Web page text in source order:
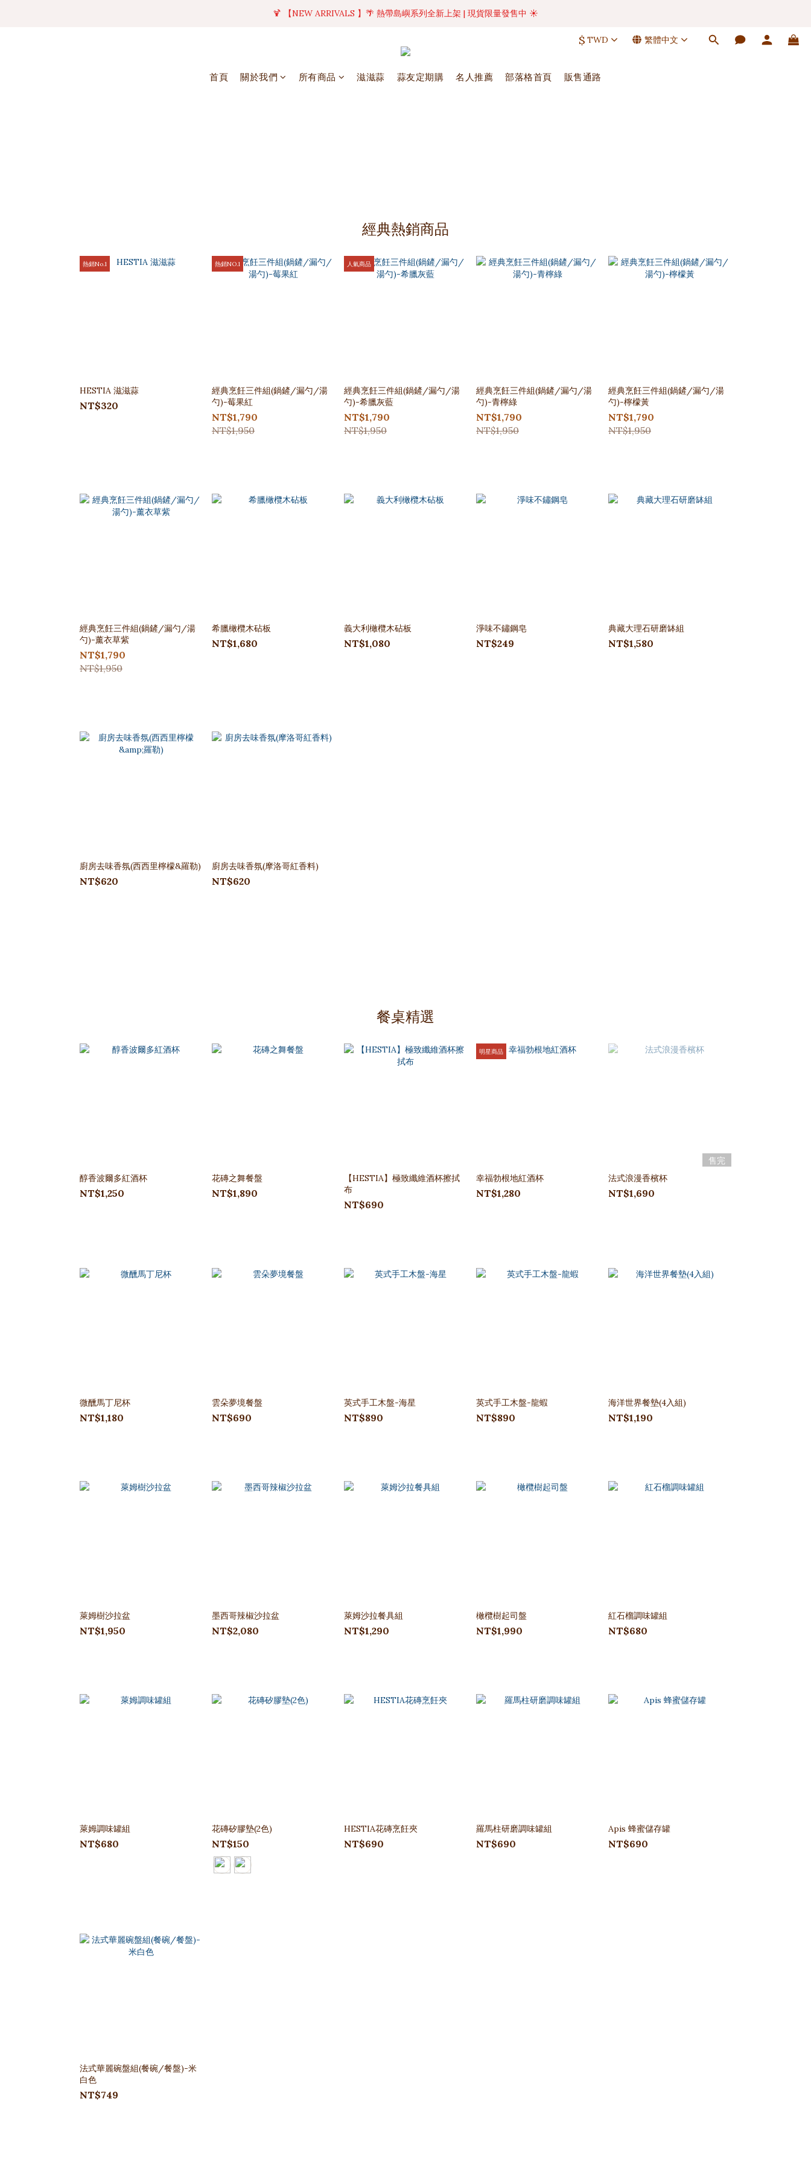
✦ 美好值得等待 | 現貨商品將於訂單成立後1-5個工作天內(不含例假日)完成出貨 🚚
🍹 【NEW ARRIVALS 】🌴 熱帶島嶼系列全新上架 | 現貨限量發售中 ☀️
$ TWD 繁體中文
首頁 關於我們 所有商品 滋滋蒜 蒜友定期購 名人推薦 部落格首頁 販售通路
經典熱銷商品
熱銷No.1
HESTIA 滋滋蒜
NT$320
熱銷NO.1
經典烹飪三件組(鍋鏟/漏勺/湯
勺)-莓果紅
NT$1,790
NT$1,950
人氣商品
經典烹飪三件組(鍋鏟/漏勺/湯
勺)-希臘灰藍
NT$1,790
NT$1,950
經典烹飪三件組(鍋鏟/漏勺/湯
勺)-青檸綠
NT$1,790
NT$1,950
經典烹飪三件組(鍋鏟/漏勺/湯
勺)-檸檬黃
NT$1,790
NT$1,950
經典烹飪三件組(鍋鏟/漏勺/湯
勺)-薰衣草紫
NT$1,790
NT$1,950
希臘橄欖木砧板
NT$1,680
義大利橄欖木砧板
NT$1,080
淨味不鏽鋼皂
NT$249
典藏大理石研磨缽組
NT$1,580
廚房去味香氛(西西里檸檬&羅勒)
NT$620
廚房去味香氛(摩洛哥紅香料)
NT$620
餐桌精選
醇香波爾多紅酒杯
NT$1,250
花磚之舞餐盤
NT$1,890
【HESTIA】極致纖維酒杯擦拭
布
NT$690
明星商品
幸福勃根地紅酒杯
NT$1,280
售完
法式浪漫香檳杯
NT$1,690
微醺馬丁尼杯
NT$1,180
雲朵夢境餐盤
NT$690
英式手工木盤-海星
NT$890
英式手工木盤-龍蝦
NT$890
海洋世界餐墊(4入組)
NT$1,190
萊姆樹沙拉盆
NT$1,950
墨西哥辣椒沙拉盆
NT$2,080
萊姆沙拉餐具組
NT$1,290
橄欖樹起司盤
NT$1,990
紅石榴調味罐組
NT$680
萊姆調味罐組
NT$680
花磚矽膠墊(2色)
NT$150
HESTIA花磚烹飪夾
NT$690
羅馬柱研磨調味罐組
NT$690
Apis 蜂蜜儲存罐
NT$690
法式華麗碗盤組(餐碗/餐盤)-米
白色
NT$749